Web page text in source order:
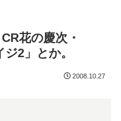
花の慶次・
2」とか。
2008.10.27